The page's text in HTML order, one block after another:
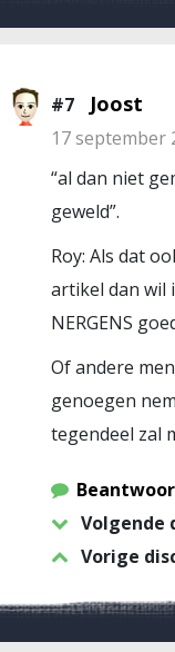
#7 Joost
17 september
“al dan niet
geweld”.
Roy: Als dat
artikel dan wil
NERGENS
Of andere
genoegen
tegendeel zal
Volgende
Vorige